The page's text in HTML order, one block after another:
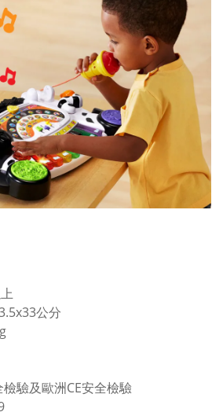
公分
驗及歐洲CE安全檢驗